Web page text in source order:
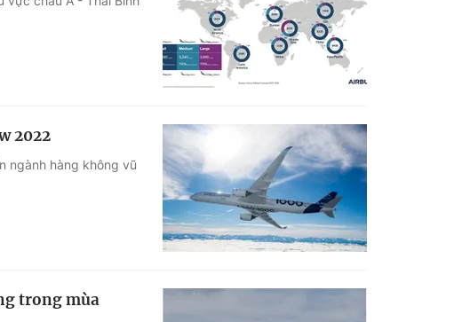
2022
ngành hàng không vũ
trong mùa